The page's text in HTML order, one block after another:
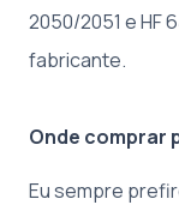
2050/2051 e HF
fabricante.
Onde comprar
Eu sempre